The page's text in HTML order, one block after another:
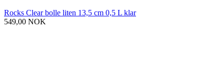
Rocks Clear bolle liten 13,5 cm 0,5 L klar
549,00 NOK